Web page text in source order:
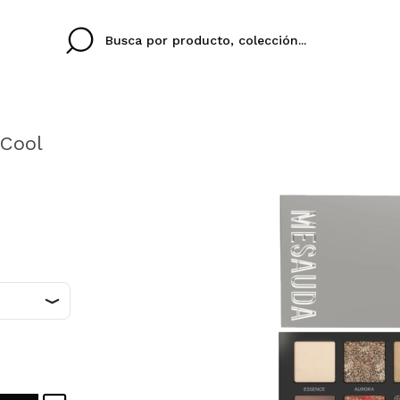
No tengo cuenta aquí
Al crear una cuenta
rápidamente, revisar
IDIOMA ESPAÑOL